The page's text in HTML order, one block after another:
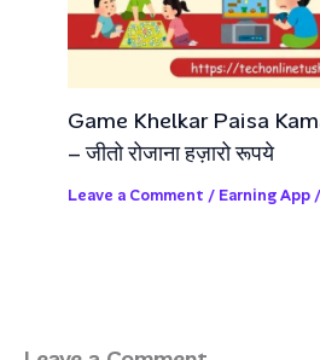
Game Khelkar Paisa
– जीतो रोजाना हज़ारो रूपये
Leave a Comment / Earning App